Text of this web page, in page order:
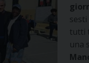
tutti
una